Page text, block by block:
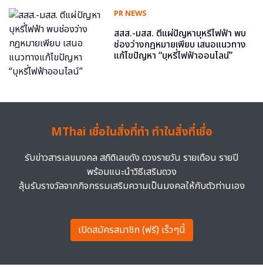
PR NEWS
สสส.-มสส. ตีแผ่ปัญหาบุหรี่ไฟฟ้า พบ
ช่องว่างกฎหมายเพียบ เสนอแนวทาง
แก้ไขปัญหา “บุหรี่ไฟฟ้าออนไลน์”
MThai เชื่อในสิ่งที่ทำ ทำในสิ่งที่เชื่อ
รับข่าวสารเลขมงคล สถิติเลขดัง ดวงรายวัน รายเดือน รายปี
พร้อมแนะนำวิธีเสริมดวง
ลุ้นรับรางวัลจากกิจกรรมเสริมความเป็นมงคลให้กับตัวท่านเอง
เปิดสมัครสมาชิก (ฟรี) เร็วๆนี้